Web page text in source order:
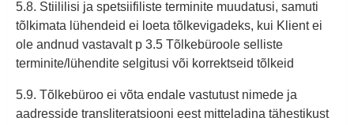
5.8. Stiililisi ja spetsiifiliste terminite muudatusi, samuti
tõlkimata lühendeid ei loeta tõlkevigadeks, kui Klient ei
ole andnud vastavalt p 3.5 Tõlkebüroole selliste
terminite/lühendite selgitusi või korrektseid tõlkeid
5.9. Tõlkebüroo ei võta endale vastutust nimede ja
aadresside transliteratsiooni eest mitteladina tähestikust